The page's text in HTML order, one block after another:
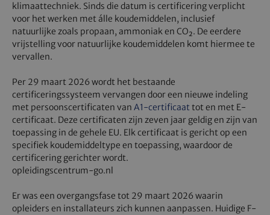
klimaattechniek. Sinds die datum is certificering verplicht
voor het werken met álle koudemiddelen, inclusief
natuurlijke zoals propaan, ammoniak en CO₂. De eerdere
vrijstelling voor natuurlijke koudemiddelen komt hiermee te
vervallen.
Per 29 maart 2026 wordt het bestaande
certificeringssysteem vervangen door een nieuwe indeling
met persoonscertificaten van A1-certificaattot en met E-
certificaat. Deze certificaten zijn zeven jaar geldig en zijn van
toepassing in de gehele EU. Elk certificaat is gericht op een
specifiek koudemiddeltype en toepassing, waardoor de
certificering gerichter wordt.
opleidingscentrum-go.nl
Er was een overgangsfase tot 29 maart 2026 waarin
opleiders en installateurs zich kunnen aanpassen. Huidige F-